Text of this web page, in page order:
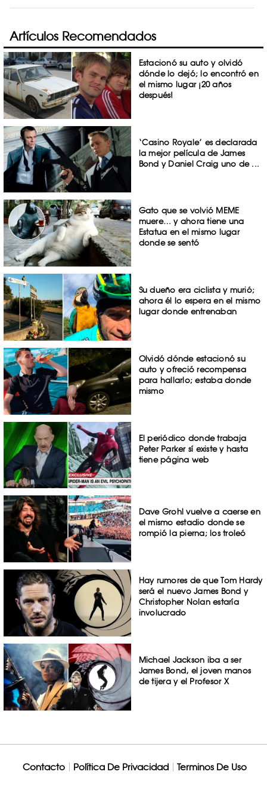
Artículos Recomendados
Estacionó su auto y olvidó
dónde lo dejó; lo encontró en
el mismo lugar ¡20 años
después!
‘Casino Royale’ es declarada
la mejor película de James
Bond y Daniel Craig uno de ...
Gato que se volvió MEME
muere… y ahora tiene una
Estatua en el mismo lugar
donde se sentó
Su dueño era ciclista y murió;
ahora él lo espera en el mismo
lugar donde entrenaban
Olvidó dónde estacionó su
auto y ofreció recompensa
para hallarlo; estaba donde
mismo
El periódico donde trabaja
Peter Parker sí existe y hasta
tiene página web
Dave Grohl vuelve a caerse en
el mismo estadio donde se
rompió la pierna; los troleó
Hay rumores de que Tom Hardy
será el nuevo James Bond y
Christopher Nolan estaría
involucrado
Michael Jackson iba a ser
James Bond, el joven manos
de tijera y el Profesor X
Contacto Política De Privacidad Terminos De Uso